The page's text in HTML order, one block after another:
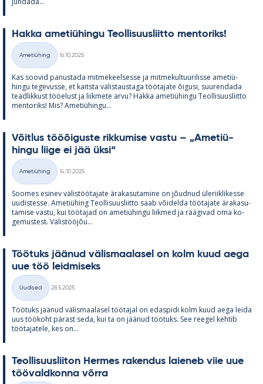
Hakka ame­tiü­hingu Teol­li­suus­liitto men­to­riks!
Kategooriad
Ametiühing
16.10.2025
Kas soo­vid pa­nus­tada mit­me­keel­sesse ja mit­me­kul­tuu­ri­lisse ame­tiü­
hingu te­ge­vusse, et kaitsta vä­lis­taus­taga töö­ta­jate õi­gusi, suu­ren­dada
tead­lik­kust töö­elust ja liik­mete arvu? Hakka ame­tiü­hingu Teol­li­suus­liitto
men­to­riks! Mis? Ame­tiü­hingu...
Võit­lus tööõi­guste rik­ku­mise vastu – „Ame­tiü­
hingu liige ei jää üksi“
Kategooriad
Ametiühing
14.10.2025
Soo­mes esi­nev vä­lis­töö­ta­jate ära­ka­su­ta­mine on jõud­nud üle­riikli­kesse
uu­dis­tesse. Ame­tiü­hing Teol­li­suus­liitto saab või­delda töö­ta­jate ära­ka­su­
ta­mise vastu, kui töö­ta­jad on ame­tiü­hingu liik­med ja rää­gi­vad oma ko­
ge­mus­test. Vä­lis­tööjõu...
Töö­tuks jää­nud vä­lis­maa­la­sel on kolm kuud aega
uue töö leid­mi­seks
Kategooriad
Uudised
28.5.2025
Töö­tuks jää­nud vä­lis­maa­la­sel töö­ta­jal on edas­pidi kolm kuud aega leida
uus töö­koht pä­rast seda, kui ta on jää­nud töö­tuks. See ree­gel keh­tib
töö­ta­ja­tele, kes on...
Teol­li­suus­lii­ton Her­mes ra­ken­dus lai­e­neb viie uue
töö­vald­konna võrra